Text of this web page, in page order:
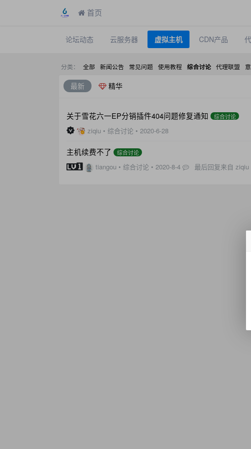
首页
论坛动态 云服务器 虚拟主机 CDN产品
分类： 全部 新闻公告 常见问题 使用教程 综合讨论 代理联盟
最新 精华
关于雪花六一EP分销插件404问题修复通知 综合讨论
ziqiu • 综合讨论 • 2020-6-28
主机续费不了 综合讨论
tiangou • 综合讨论 • 2020-8-4 最后回复来自 ziqiu